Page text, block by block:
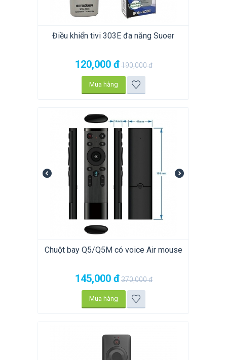
Điều khiển tivi 303E đa năng Suoer
120,000 đ190,000đ
Mua hàng
Chuột bay Q5/Q5M có voice Air mouse
145,000 đ370,000đ
Mua hàng